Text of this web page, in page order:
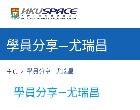
content
start學員分享—尤瑞昌
主頁 學員分享—尤瑞昌
學員分享—尤瑞昌